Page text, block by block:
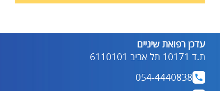
עדכן רפואת שיניים
ת.ד 10171 תל אביב 6110101
054-4440838